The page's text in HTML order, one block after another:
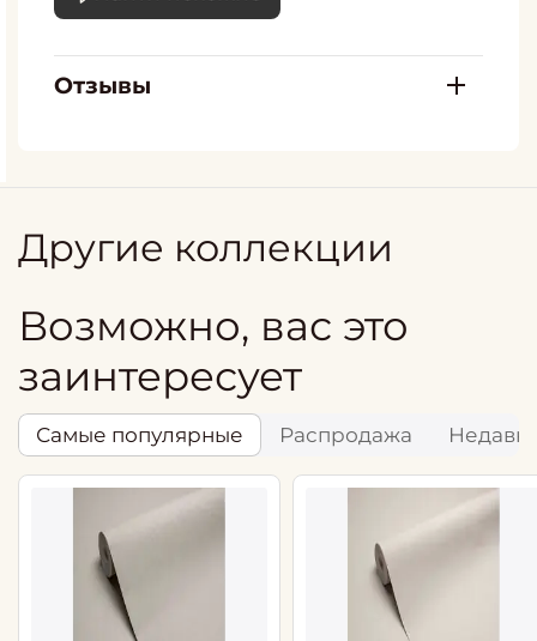
Отзывы
Другие коллекции
Возможно, вас это
заинтересует
Самые популярные Распродажа